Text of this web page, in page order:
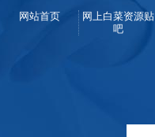
网站首页
网上白菜资源贴
吧